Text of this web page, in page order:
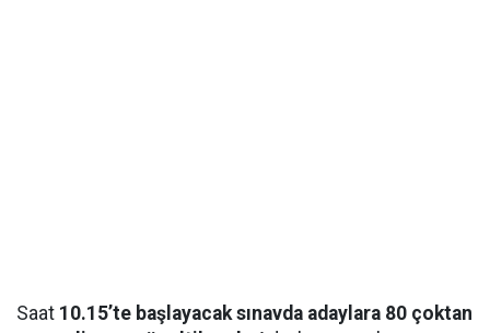
Saat 10.15’te başlayacak sınavda adaylara 80 çoktan